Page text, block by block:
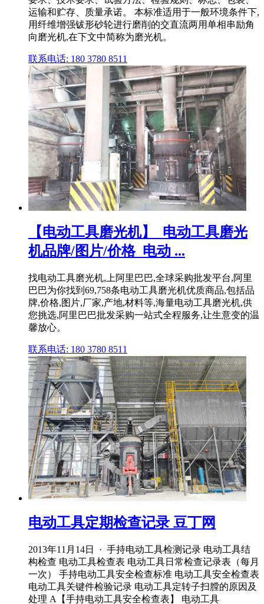
运输和贮存、质量承诺。 本标准适用于一般环境条件下,
用纤维增强钹形砂轮进行磨削的交直流两用单相串励角
向磨光机,在下文中简称为磨光机。
联系电话: 180 3780 8511
【电动工具磨光机】_电动工具磨光
机品牌/图片/价格_电动 ...
找电动工具磨光机,上阿里巴巴,全球采购批发平台,阿里
巴巴为你找到69,758条电动工具磨光机优质商品,包括品
牌,价格,图片,厂家,产地,材料等,海量电动工具磨光机,供
您挑选,阿里巴巴批发采购一站式全程服务,让生意变的温
馨放心。
联系电话: 180 3780 8511
电动工具定期检查记录 豆丁网
2013年11月14日 · 手持电动工具检测记录 电动工具结
构检查 电动工具检查表 电动工具日常检查记录表（每月
一次） 手持电动工具安全检查标准 电动工具安全检查表
电动工具关键件检验记录 电动工具定转子扫膛的原因及
处理 A【手持电动工具安全检查表】 电动工具